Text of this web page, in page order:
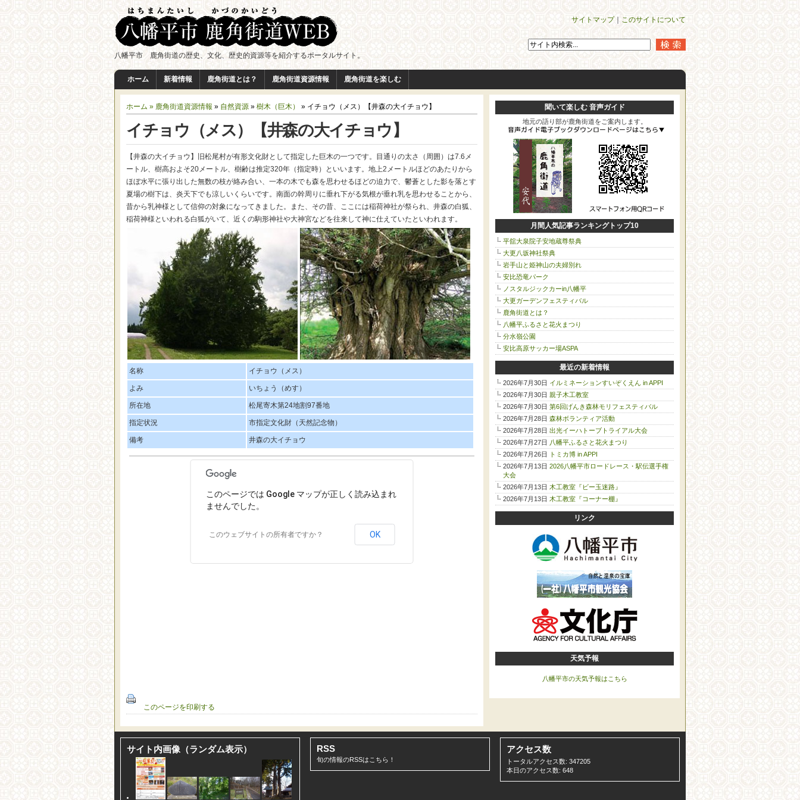
八幡平市 鹿角街道の歴史、文化、歴史的資源等を紹介するポータルサイト。
サイトマップ｜ このサイトについて
ホーム 新着情報 鹿角街道とは？ 鹿角街道資源情報 鹿角街道を楽しむ
ホーム » 鹿角街道資源情報 » 自然資源 » 樹木（巨木） » イチョウ（メス）【井森の大イチョウ】
イチョウ（メス）【井森の大イチョウ】
【井森の大イチョウ】旧松尾村が有形文化財として指定した巨木の一つです。目通りの太さ（周囲）は7.6メ
ートル、樹高およそ20メートル、樹齢は推定320年（指定時）といいます。地上2メートルほどのあたりから
ほぼ水平に張り出した無数の枝が絡み合い、一本の木でも森を思わせるほどの迫力で、鬱蒼とした影を落とす
夏場の樹下は、炎天下でも涼しいくらいです。南面の幹周りに垂れ下がる気根が垂れ乳を思わせることから、
昔から乳神様として信仰の対象になってきました。また、その昔、ここには稲荷神社が祭られ、井森の白狐、
稲荷神様といわれる白狐がいて、近くの駒形神社や大神宮などを往来して神に仕えていたといわれます。
名称 イチョウ（メス）
よみ いちょう（めす）
所在地 松尾寄木第24地割97番地
指定状況 市指定文化財（天然記念物）
備考 井森の大イチョウ
このページでは Google マップが正しく読み込まれ
ませんでした。
このウェブサイトの所有者ですか？ OK
このページを印刷する
聞いて楽しむ 音声ガイド
地元の語り部が鹿角街道をご案内します。
月間人気記事ランキングトップ10
平舘大泉院子安地蔵尊祭典
大更八坂神社祭典
岩手山と姫神山の夫婦別れ
安比恐竜パーク
ノスタルジックカーin八幡平
大更ガーデンフェスティバル
鹿角街道とは？
八幡平ふるさと花火まつり
分水嶺公園
安比高原サッカー場ASPA
最近の新着情報
2026年7月30日 イルミネーションすいぞくえん in APPI
2026年7月30日 親子木工教室
2026年7月30日 第6回げんき森林モリフェスティバル
2026年7月28日 森林ボランティア活動
2026年7月28日 出光イーハトーブトライアル大会
2026年7月27日 八幡平ふるさと花火まつり
2026年7月26日
トミカ博 in APPI
2026年7月13日 2026八幡平市ロードレース・駅伝選手権
大会
2026年7月13日 木工教室『ビー玉迷路』
2026年7月13日 木工教室『コーナー棚』
リンク
天気予報
八幡平市の天気予報はこちら
サイト内画像（ランダム表示） RSS
旬の情報のRSSは こちら！
アクセス数
トータルアクセス数: 347205
本日のアクセス数: 648